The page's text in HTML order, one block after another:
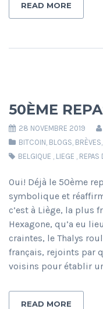
READ MORE
50ÈME
28 NOVEMBRE 2019
BITCOIN, BLOGS, BRÈVES,
BELGIQUE , LIEGE , REPAS
Oui! Déjà le 50ème
symbolique et
c’est à Liège, la plus
Hexagone, qu’a eu
craintes, le Thalys
français, rejoints par
voisins pour établir
READ MORE